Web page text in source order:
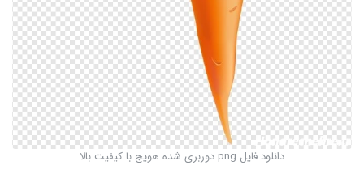
دانلود فایل png دوربری شده هویج با کیفیت بالا